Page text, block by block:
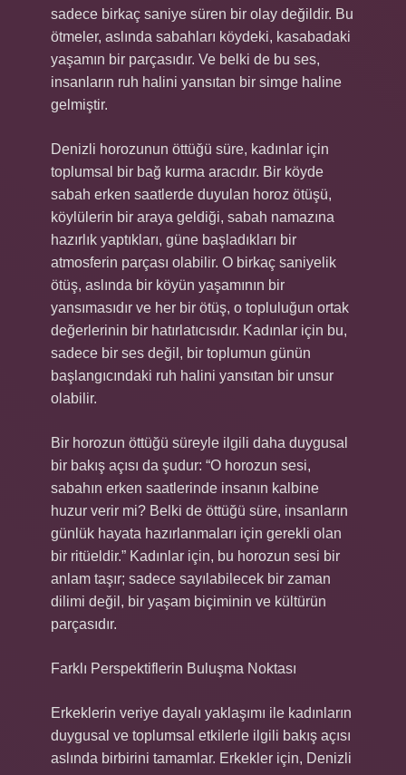
sadece birkaç saniye süren bir olay değildir. Bu
ötmeler, aslında sabahları köydeki, kasabadaki
yaşamın bir parçasıdır. Ve belki de bu ses,
insanların ruh halini yansıtan bir simge haline
gelmiştir.
Denizli horozunun öttüğü süre, kadınlar için
toplumsal bir bağ kurma aracıdır. Bir köyde
sabah erken saatlerde duyulan horoz ötüşü,
köylülerin bir araya geldiği, sabah namazına
hazırlık yaptıkları, güne başladıkları bir
atmosferin parçası olabilir. O birkaç saniyelik
ötüş, aslında bir köyün yaşamının bir
yansımasıdır ve her bir ötüş, o topluluğun ortak
değerlerinin bir hatırlatıcısıdır. Kadınlar için bu,
sadece bir ses değil, bir toplumun günün
başlangıcındaki ruh halini yansıtan bir unsur
olabilir.
Bir horozun öttüğü süreyle ilgili daha duygusal
bir bakış açısı da şudur: “O horozun sesi,
sabahın erken saatlerinde insanın kalbine
huzur verir mi? Belki de öttüğü süre, insanların
günlük hayata hazırlanmaları için gerekli olan
bir ritüeldir.” Kadınlar için, bu horozun sesi bir
anlam taşır; sadece sayılabilecek bir zaman
dilimi değil, bir yaşam biçiminin ve kültürün
parçasıdır.
Farklı Perspektiflerin Buluşma Noktası
Erkeklerin veriye dayalı yaklaşımı ile kadınların
duygusal ve toplumsal etkilerle ilgili bakış açısı
aslında birbirini tamamlar. Erkekler için, Denizli